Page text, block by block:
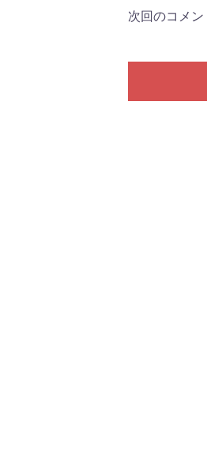
次回のコメ